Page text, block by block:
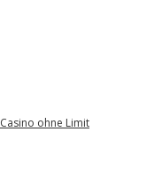
Casino ohne Limit